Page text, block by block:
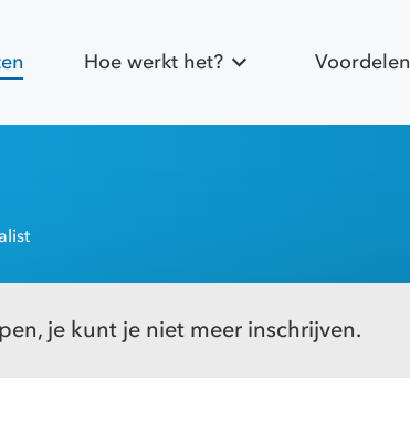
Hoe werkt het? Voordelen
je kunt je niet meer inschrijven.